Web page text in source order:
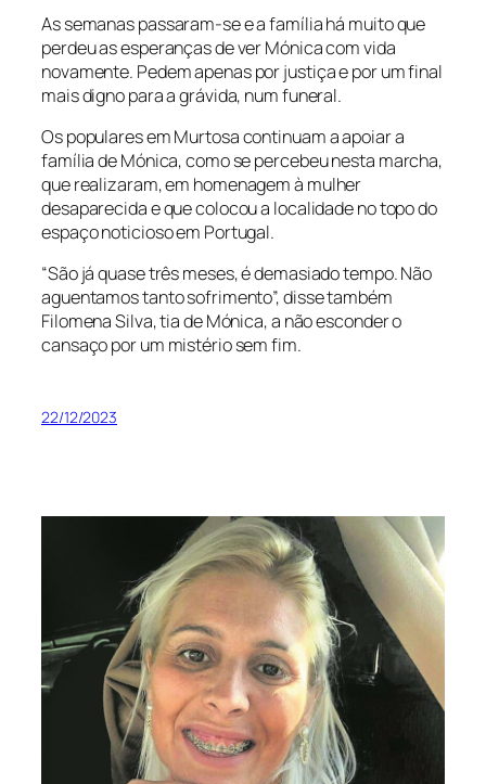
As semanas passaram-se e a família há muito que
perdeu as esperanças de ver Mónica com vida
novamente. Pedem apenas por justiça e por um final
mais digno para a grávida, num funeral.
Os populares em Murtosa continuam a apoiar a
família de Mónica, como se percebeu nesta marcha,
que realizaram, em homenagem à mulher
desaparecida e que colocou a localidade no topo do
espaço noticioso em Portugal.
“São já quase três meses, é demasiado tempo. Não
aguentamos tanto sofrimento”, disse também
Filomena Silva, tia de Mónica, a não esconder o
cansaço por um mistério sem fim.
22/12/2023